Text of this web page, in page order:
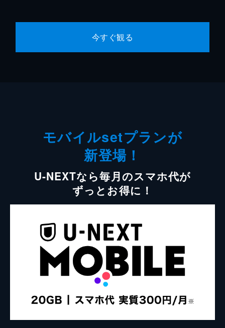
今すぐ観る
モバイルsetプランが
新登場！
U-NEXTなら毎月のスマホ代が
ずっとお得に！